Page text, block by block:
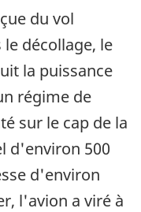
du vol
le décollage, le
la puissance
régime de
sur le cap de la
d'environ 500
d'environ
l'avion a viré à